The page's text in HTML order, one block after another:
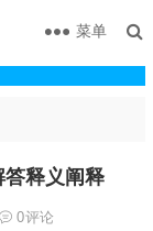
菜单
释义阐释
0评论